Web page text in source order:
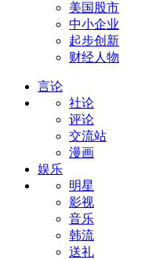
美国股市
中小企业
起步创新
财经人物
言论
社论
评论
交流站
漫画
娱乐
明星
影视
音乐
韩流
送礼